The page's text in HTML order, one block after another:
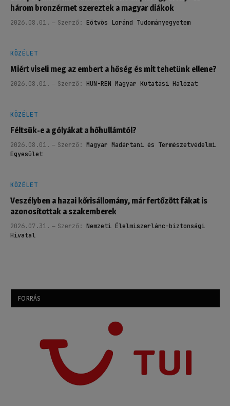
három bronzérmet szereztek a magyar diákok
2026.08.01. Szerző: Eötvös Loránd Tudományegyetem
KÖZÉLET
Miért viseli meg az embert a hőség és mit tehetünk ellene?
2026.08.01. Szerző: HUN-REN Magyar Kutatási Hálózat
KÖZÉLET
Féltsük-e a gólyákat a hőhullámtól?
2026.08.01. Szerző: Magyar Madártani és Természetvédelmi
Egyesület
KÖZÉLET
Veszélyben a hazai kőrisállomány, már fertőzött fákat is
azonosítottak a szakemberek
2026.07.31. Szerző: Nemzeti Élelmiszerlánc-biztonsági
Hivatal
FORRÁS